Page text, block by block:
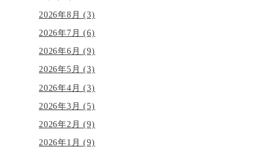
2026年8月 (3)
2026年7月 (6)
2026年6月 (9)
2026年5月 (3)
2026年4月 (3)
2026年3月 (5)
2026年2月 (9)
2026年1月 (9)